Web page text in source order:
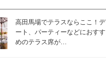
高田馬場でテラスならここ！デ
ート、パーティーなどにおすす
めのテラス席が…